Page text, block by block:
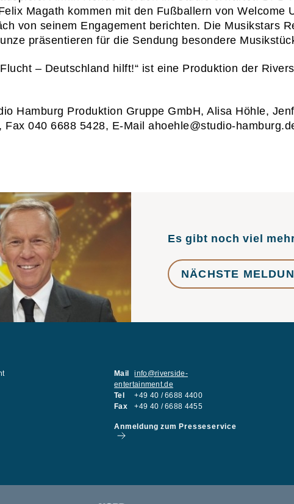
Magath kommen mit den Fußballern von Welcome
von seinem Engagement berichten. Die Musikstars
präsentieren für die Sendung besondere
– Deutschland hilft!“ ist eine Produktion der
Hamburg Produktion Gruppe GmbH, Alisa Höhle,
Fax 040 6688 5428, E-Mail ahoehle@studio-
Es gibt noch viel
NÄCHSTE
Mail
info@riverside-
entertainment.de
Tel
+49 40 / 6688 4400
Fax
+49 40 / 6688 4455
Anmeldung zum Presseservice
02
05